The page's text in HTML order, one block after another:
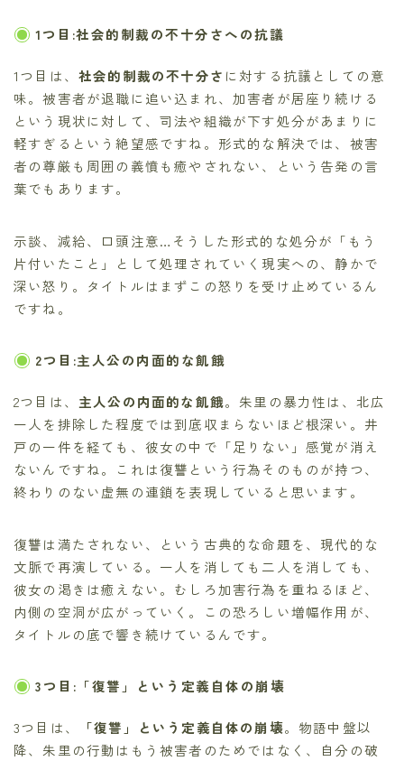
1つ目:社会的制裁の不十分さへの抗議
1つ目は、 社会的制裁の不十分さ に対する抗議としての意
味。被害者が退職に追い込まれ、加害者が居座り続ける
という現状に対して、司法や組織が下す処分があまりに
軽すぎるという絶望感ですね。形式的な解決では、被害
者の尊厳も周囲の義憤も癒やされない、という告発の言
葉でもあります。
示談、減給、口頭注意…そうした形式的な処分が「もう
片付いたこと」として処理されていく現実への、静かで
深い怒り。タイトルはまずこの怒りを受け止めているん
ですね。
2つ目:主人公の内面的な飢餓
2つ目は、 主人公の内面的な飢餓。朱里の暴力性は、北広
一人を排除した程度では到底収まらないほど根深い。井
戸の一件を経ても、彼女の中で「足りない」感覚が消え
ないんですね。これは復讐という行為そのものが持つ、
終わりのない虚無の連鎖を表現していると思います。
復讐は満たされない、という古典的な命題を、現代的な
文脈で再演している。一人を消しても二人を消しても、
彼女の渇きは癒えない。むしろ加害行為を重ねるほど、
内側の空洞が広がっていく。この恐ろしい増幅作用が、
タイトルの底で響き続けているんです。
3つ目:「復讐」という定義自体の崩壊
3つ目は、 「復讐」という定義自体の崩壊。物語中盤以
降、朱里の行動はもう被害者のためではなく、自分の破